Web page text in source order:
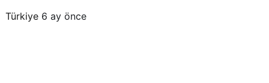
Türkiye 6 ay önce